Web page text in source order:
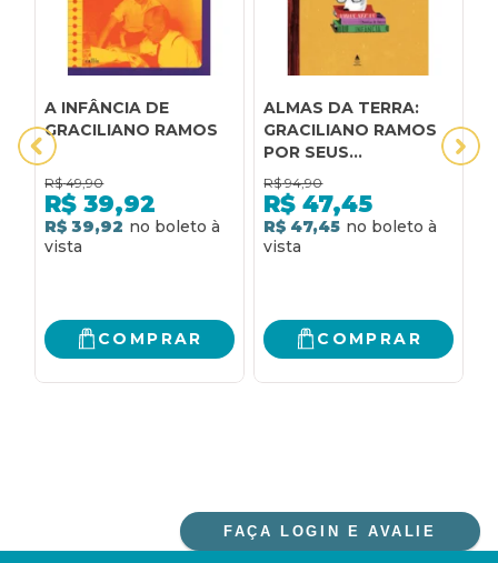
A INFÂNCIA DE
GRACILIANO RAMOS
R$ 49,90
R$ 39,92
R$ 39,92
COMPRAR
ALMAS DA TERRA:
GRACILIANO RAMOS
POR SEUS
PERSONAGENS
R$ 94,90
R$ 47,45
R$ 47,45
COMPRAR
FAÇA LOGIN E AVALIE